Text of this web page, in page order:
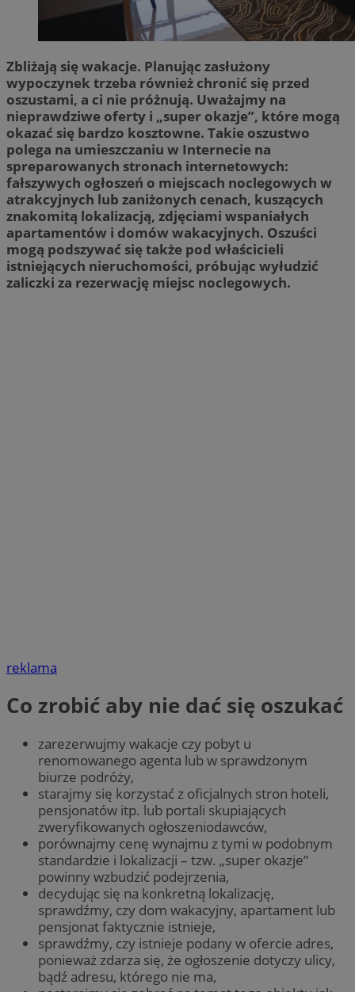
Zbliżają się wakacje. Planując zasłużony
wypoczynek trzeba również chronić się przed
oszustami, a ci nie próżnują. Uważajmy na
nieprawdziwe oferty i „super okazje”, które mogą
okazać się bardzo kosztowne. Takie oszustwo
polega na umieszczaniu w Internecie na
spreparowanych stronach internetowych:
fałszywych ogłoszeń o miejscach noclegowych w
atrakcyjnych lub zaniżonych cenach, kuszących
znakomitą lokalizacją, zdjęciami wspaniałych
apartamentów i domów wakacyjnych. Oszuści
mogą podszywać się także pod właścicieli
istniejących nieruchomości, próbując wyłudzić
zaliczki za rezerwację miejsc noclegowych.
reklama
Co zrobić aby nie dać się oszukać
zarezerwujmy wakacje czy pobyt u
renomowanego agenta lub w sprawdzonym
biurze podróży,
starajmy się korzystać z oficjalnych stron hoteli,
pensjonatów itp. lub portali skupiających
zweryfikowanych ogłoszeniodawców,
porównajmy cenę wynajmu z tymi w podobnym
standardzie i lokalizacji – tzw. „super okazje”
powinny wzbudzić podejrzenia,
decydując się na konkretną lokalizację,
sprawdźmy, czy dom wakacyjny, apartament lub
pensjonat faktycznie istnieje,
sprawdźmy, czy istnieje podany w ofercie adres,
ponieważ zdarza się, że ogłoszenie dotyczy ulicy,
bądź adresu, którego nie ma,